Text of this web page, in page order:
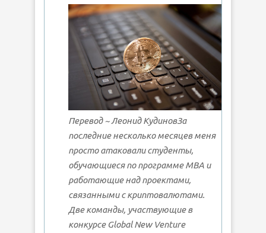
Перевод ~ Леонид КудиновЗа
последние несколько месяцев меня
просто атаковали студенты,
обучающиеся по программе MBA и
работающие над проектами,
связанными с криптовалютами.
Две команды, участвующие в
конкурсе Global New Venture